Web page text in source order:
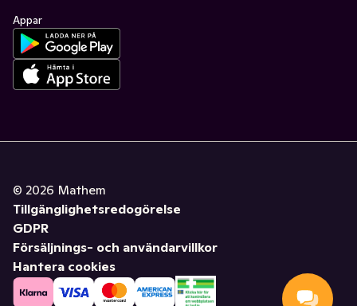
Appar
© 2026 Mathem
Tillgänglighetsredogörelse
GDPR
Försäljnings- och användarvillkor
Hantera cookies